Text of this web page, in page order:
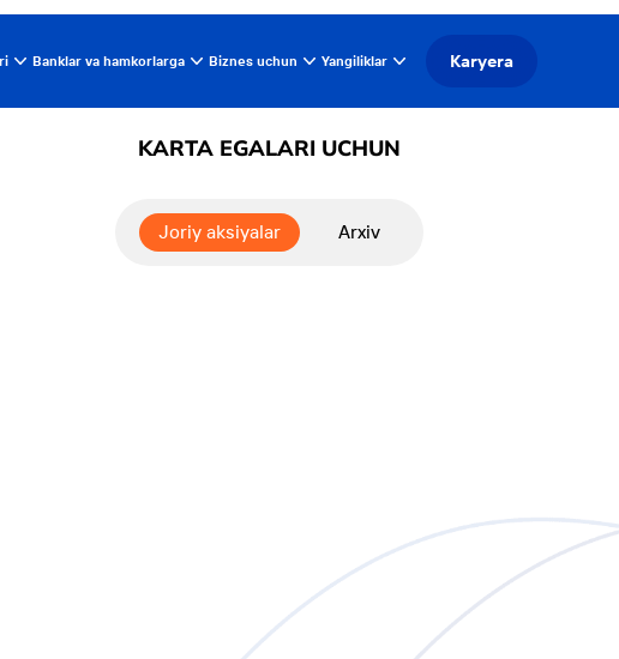
Banklar va hamkorlarga Biznes uchun Yangiliklar Karyera
KARTA EGALARI UCHUN
Joriy aksiyalar Arxiv